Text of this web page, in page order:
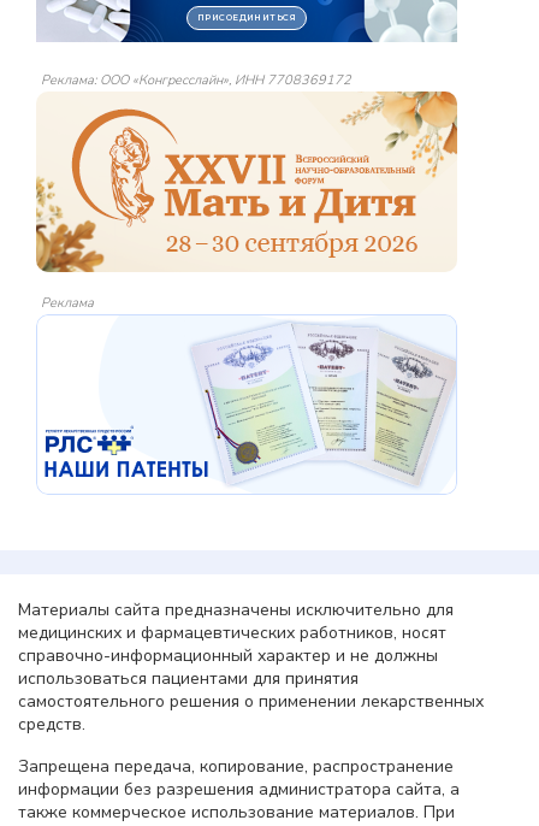
Реклама: ООО «Конгресслайн», ИНН 7708369172
Реклама
Материалы сайта предназначены исключительно для
медицинских и фармацевтических работников, носят
справочно-информационный характер и не должны
использоваться пациентами для принятия
самостоятельного решения о применении лекарственных
средств.
Запрещена передача, копирование, распространение
информации без разрешения администратора сайта, а
также коммерческое использование материалов. При